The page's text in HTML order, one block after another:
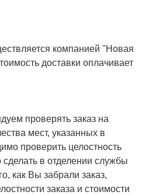
компанией "Новая
доставки оплачивает
проверять заказ на
мест, указанных в
проверить целостность
в отделении службы
как Вы забрали заказ,
заказа и стоимости